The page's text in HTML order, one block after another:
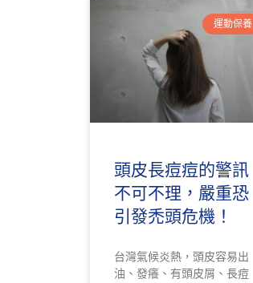
運動保養
頭皮長痘痘的警訊
不可不理，嚴重恐
引發禿頭危機！
台灣氣候炎熱，頭皮容易出
油、發癢、有頭皮屑、長痘